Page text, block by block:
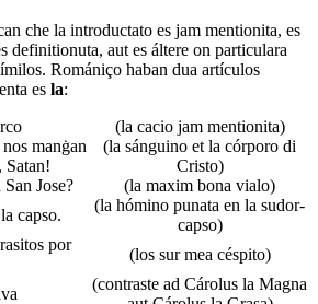
che la introductato es jam mentionita, es
definitionuta, aut es áltere on particulara
Romániço haban dua artículos
es la:
(la cacio jam mentionita)
manġan
Satan!
(la sánguino et la córporo di
Cristo)
Jose?
(la maxim bona vialo)
capso.
(la hómino punata en la sudor-
capso)
por
(los sur mea céspito)
(contraste ad Cárolus la Magna